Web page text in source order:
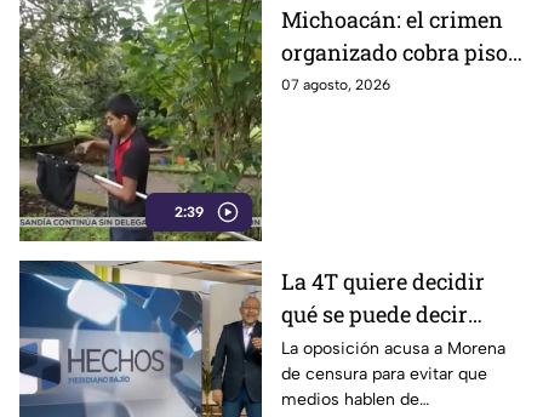
2:39
Michoacán: el crimen
organizado cobra piso
y el aguacate paga las
07 agosto, 2026
La 4T quiere decidir
qué se puede decir
sobre sus vínculos con
el narco
La oposición acusa a Morena
de censura para evitar que
medios hablen de